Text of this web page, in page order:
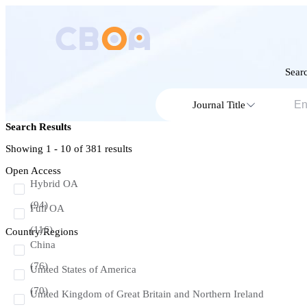
Journal Title
Search Results
Showing 1 - 10 of 381 results
Open Access
Hybrid OA
(94)
Full OA
(116)
Country/Regions
China
(76)
United States of America
(70)
United Kingdom of Great Britain and Northern Ireland